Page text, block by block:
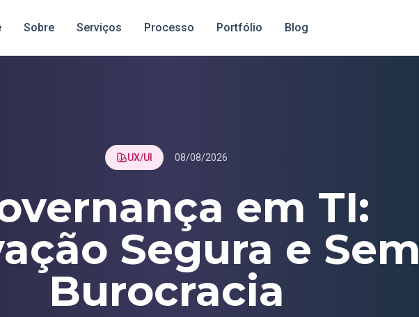
Sobre Serviços Processo Portfólio Blog
UX/UI 08/08/2026
em TI:
Segura e Sem
Burocracia